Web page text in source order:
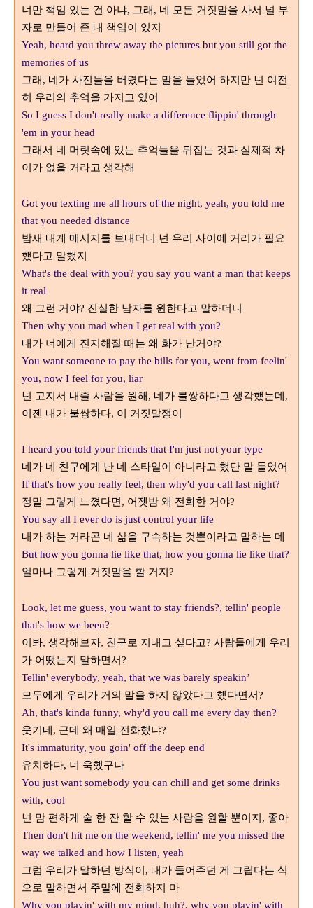
너만 책임 있는 건 아냐, 그래, 네 모든 거짓말을 사서 널 부
자로 만들어 준 내 책임이 있지
Yeah, heard you threw away the pictures but you still got the
memories of us
그래, 네가 사진들을 버렸다는 말을 들었어 하지만 넌 여전
히 우리의 추억을 가지고 있어
So I guess I don't really make a difference flippin' through
'em in your head
그래서 네 머릿속에 있는 추억들을 뒤집는 것과 실제적 차
이가 없을 거라고 생각해
Got you texting me all hours of the night, yeah, you told me
that you needed distance
밤새 내게 메시지를 보내더니 넌 우리 사이에 거리가 필요
했다고 말했지
What's the deal with you? you say you want a man that keeps
it real
왜 그런 거야? 진실한 남자를 원한다고 말하더니
Then why you mad when I get real with you?
내가 너에게 진지해질 때는 왜 화가 난거야?
You want someone to pay the bills for you, went from feelin'
you, now I feel for you, liar
넌 고지서 내줄 사람을 원해, 네가 불쌍하다고 생각했는데,
이젠 내가 불쌍하다, 이 거짓말쟁이
I heard you told your friends that I'm just not your type
네가 네 친구에게 난 네 스타일이 아니라고 했단 말 들었어
If that's how you really feel, then why'd you call last night?
정말 그렇게 느꼈다면, 어젯밤 왜 전화한 거야?
You say all I ever do is just control your life
내가 하는 거라곤 네 삶을 구속하는 것뿐이라고 말하는 데
But how you gonna lie like that, how you gonna lie like that?
얼마나 그렇게 거짓말을 할 거지?
Look, let me guess, you want to stay friends?, tellin' people
that's how we been?
이봐, 생각해보자, 친구로 지내고 싶다고? 사람들에게 우리
가 어땠는지 말하면서?
Tellin' everybody, yeah, that we was barely speakin’
모두에게 우리가 거의 말을 하지 않았다고 했다면서?
Ah, that's kinda funny, why'd you call me every day then?
웃기네, 근데 왜 매일 전화했냐?
It's immaturity, you goin' off the deep end
유치하다, 너 욱했구나
You just want somebody you can chill and get some drinks
with, cool
넌 맘 편하게 술 한 잔 할 수 있는 사람을 원할 뿐이지, 좋아
Then don't hit me on the weekend, tellin' me you missed the
way we talked and how I listen, yeah
그럼 우리가 말하던 방식이, 내가 들어주던 게 그립다는 식
으로 말하면서 주말에 전화하지 마
Why you playin' with my mind, huh?, why you playin' with